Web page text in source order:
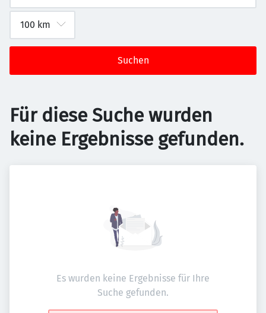
Suchen
Für diese Suche wurden
keine Ergebnisse gefunden.
Es wurden keine Ergebnisse für Ihre
Suche gefunden.